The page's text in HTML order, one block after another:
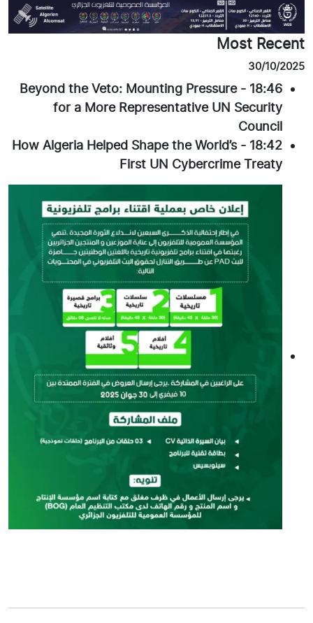
Most Recent
30/10/2025
18:46
-
Beyond the Veto: Mounting Pressure
for a More Representative UN Security
Council
18:42
-
How Algeria Helped Shape the World’s
First UN Cybercrime Treaty